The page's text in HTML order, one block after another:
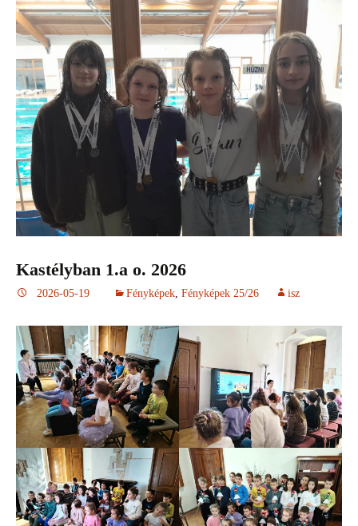
Kastélyban 1.a o. 2026
2026-05-19 Fényképek Fényképek 25/26 isz